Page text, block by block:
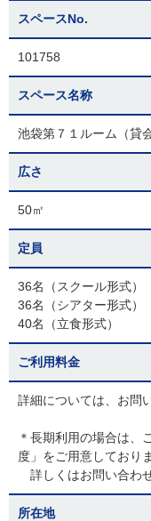
スペースNo.
101758
スペース名称
池袋第７１ルーム（貸
広さ
50㎡
定員
36名（スクール形式）
36名（シアター形式）
40名（立食形式）
ご利用料金
詳細については、お問
＊長期利用の場合は、
度」をご用意しており
詳しくはお問い合わ
所在地